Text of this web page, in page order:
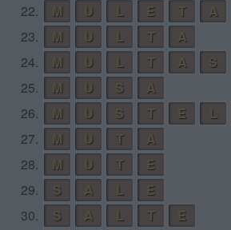
22.
M U L E T
A
23.
M U L T
A
24.
M U L T A
S
25.
M U S
A
26.
M U S T E L
27.
M U T
A
28.
M U T
E
29.
S A L
E
30.
S A L T
E